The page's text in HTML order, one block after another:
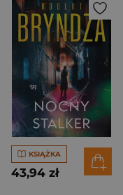
KSIĄŻKA
43,94 zł